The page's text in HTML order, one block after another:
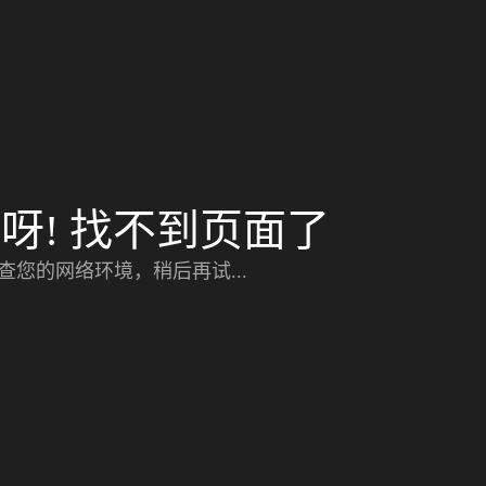
! 找不到页面了
您的网络环境，稍后再试...